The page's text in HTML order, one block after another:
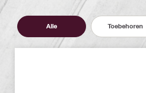
Alle Toebehoren